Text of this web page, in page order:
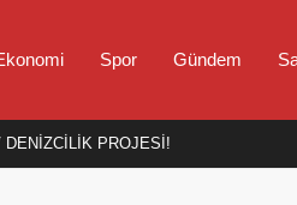
Spor Gündem
DENİZCİLİK PROJESİ!